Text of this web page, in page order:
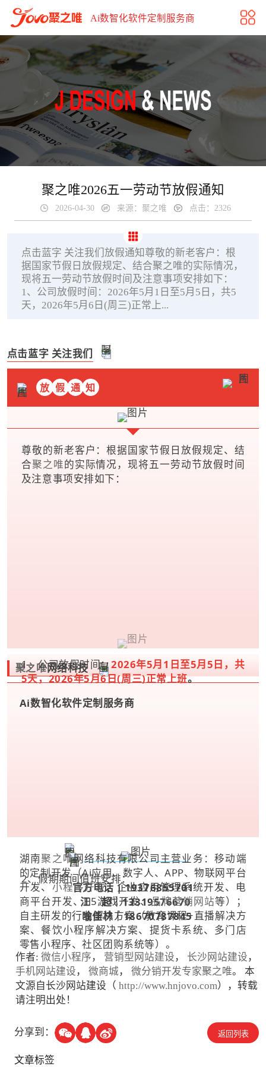
聚之唯2026五一劳动节放假通知
Ai数智化软件定制服务商
聚之唯2026五一劳动节放假通知
2026-04-30 来源：聚之唯 点击：2326
点击蓝字 关注我们放假通知尊敬的新老客户：根
据国家节假日放假规定、结合聚之唯的实际情况，
现将五一劳动节放假时间及注意事项安排如下：
1、公司放假时间：2026年5月1日至5月5日，共5
天，2026年5月6日(周三)正常上...
点击蓝字 关注我们
放 假 通 知
尊敬的新老客户：根据国家节假日放假规定、结
合聚之唯的实际情况，现将五一劳动节放假时间
及注意事项安排如下：
1、公司放假时间：2026年5月1日至5月5日，共
5天，2026年5月6日(周三)正常上班。
2、假期期间值班安排：
聚之唯网络科技
Ai数智化软件定制服务商
湖南聚之唯网络科技有限公司主营业务：移动端
的定制开发（Ai应用、数字人、APP、物联网平台
开发、小程序开发、企业应用管理系统开发、电
商平台开发、H5游戏开发、品牌营销网站等）；
自主研发的行业解决方案（教育课程+直播解决方
案、餐饮小程序解决方案、提货卡系统、多门店
零售小程序、社区团购系统等）。
官方电话 | 19376855701
江 超｜13319576670
喻佳林｜18670787845
作者:微信小程序 ， 营销型网站建设 ， 长沙网站建设 ，
手机网站建设 ，微商城 ，微分销开发专家聚之唯。 本
文源自长沙网站建设（http://www.hnjovo.com），转载
请注明出处！
分享到： 返回列表
文章标签